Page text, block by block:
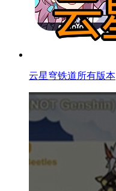
云星穹铁道所有版本